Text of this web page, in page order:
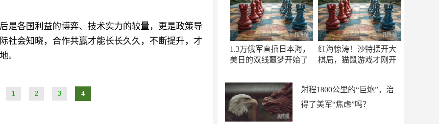
是各国利益的博弈、技术实力的较量，更是政策导
社会知晓，合作共赢才能长长久久，不断提升，才
。
1 2 3 4
1.3万俄军直插日本海，
美日的双线噩梦开始了
红海惊涛！沙特摆开大
棋局，猫鼠游戏才刚开
射程1800公里的“巨炮”，治
得了美军“焦虑”吗？